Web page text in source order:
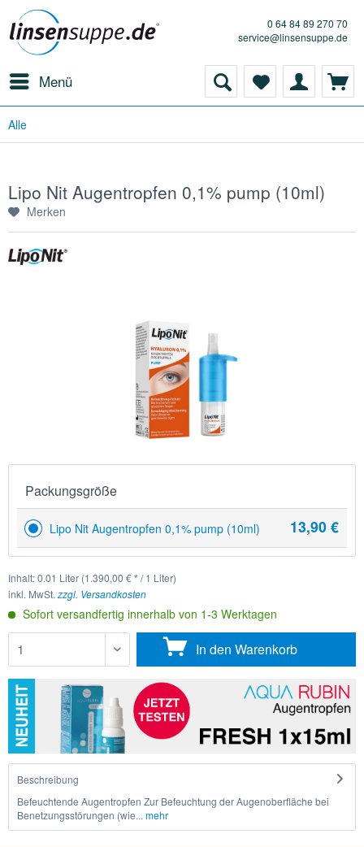
0 64 84 89 270 70
service@linsensuppe.de
Menü
Alle
Lipo Nit Augentropfen 0,1% pump (10ml)
Merken
Packungsgröße
Lipo Nit Augentropfen 0,1% pump (10ml) 13,90 €
Inhalt:0.01 Liter (1.390,00 € * / 1 Liter)
inkl. MwSt. zzgl. Versandkosten
Sofort versandfertig innerhalb von 1-3 Werktagen
In den Warenkorb
Beschreibung
Befeuchtende Augentropfen Zur Befeuchtung der Augenoberfläche bei
Benetzungsstörungen (wie... mehr